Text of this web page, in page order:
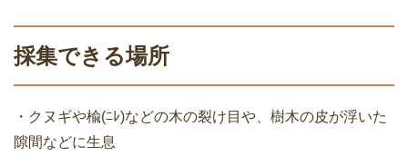
採集できる場所
・クヌギや楡(ﾆﾚ)などの木の裂け目や、樹木の皮が浮いた
隙間などに生息